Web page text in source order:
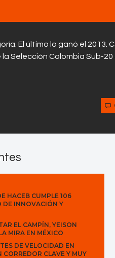
El último lo ganó el 2013.
Selección Colombia Sub-
HACEB CUMPLE 106
DE INNOVACIÓN Y
EL CAMPÍN, YEISON
MIRA EN MÉXICO
DE VELOCIDAD EN
CORREDOR CLAVE Y MUY